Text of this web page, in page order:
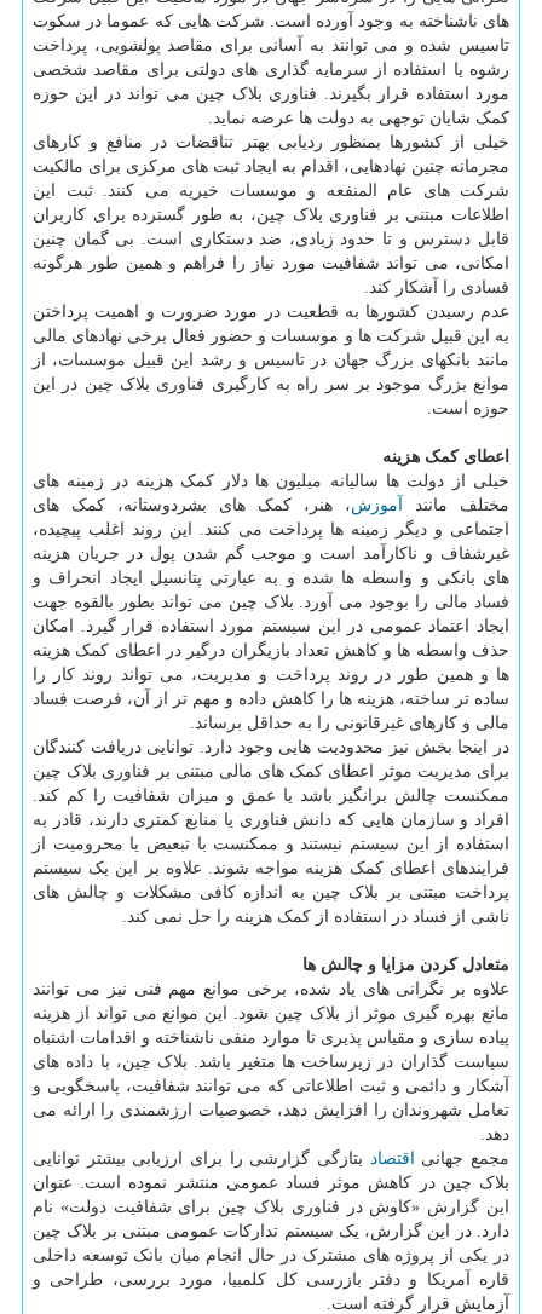
های ناشناخته به وجود آورده است. شرکت هایی که عموما در سکوت
تاسیس شده و می توانند به آسانی برای مقاصد پولشویی، پرداخت
رشوه یا استفاده از سرمایه گذاری های دولتی برای مقاصد شخصی
مورد استفاده قرار بگیرند. فناوری بلاک چین می تواند در این حوزه
کمک شایان توجهی به دولت ها عرضه نماید.
خیلی از کشورها بمنظور ردیابی بهتر تناقضات در منافع و کارهای
مجرمانه چنین نهادهایی، اقدام به ایجاد ثبت های مرکزی برای مالکیت
شرکت های عام المنفعه و موسسات خیریه می کنند. ثبت این
اطلاعات مبتنی بر فناوری بلاک چین، به طور گسترده برای کاربران
قابل دسترس و تا حدود زیادی، ضد دستکاری است. بی گمان چنین
امکانی، می تواند شفافیت مورد نیاز را فراهم و همین طور هرگونه
فسادی را آشکار کند.
عدم رسیدن کشورها به قطعیت در مورد ضرورت و اهمیت پرداختن
به این قبیل شرکت ها و موسسات و حضور فعال برخی نهادهای مالی
مانند بانکهای بزرگ جهان در تاسیس و رشد این قبیل موسسات، از
موانع بزرگ موجود بر سر راه به کارگیری فناوری بلاک چین در این
حوزه است.
اعطای کمک هزینه
خیلی از دولت ها سالیانه میلیون ها دلار کمک هزینه در زمینه های
مختلف مانند
آموزش، هنر، کمک های بشردوستانه، کمک های
اجتماعی و دیگر زمینه ها پرداخت می کنند. این روند اغلب پیچیده،
غیرشفاف و ناکارآمد است و موجب گم شدن پول در جریان هزینه
های بانکی و واسطه ها شده و به عبارتی پتانسیل ایجاد انحراف و
فساد مالی را بوجود می آورد. بلاک چین می تواند بطور بالقوه جهت
ایجاد اعتماد عمومی در این سیستم مورد استفاده قرار گیرد. امکان
حذف واسطه ها و کاهش تعداد بازیگران درگیر در اعطای کمک هزینه
ها و همین طور در روند پرداخت و مدیریت، می تواند روند کار را
ساده تر ساخته، هزینه ها را کاهش داده و مهم تر از آن، فرصت فساد
مالی و کارهای غیرقانونی را به حداقل برساند.
در اینجا بخش نیز محدودیت هایی وجود دارد. توانایی دریافت کنندگان
برای مدیریت موثر اعطای کمک های مالی مبتنی بر فناوری بلاک چین
ممکنست چالش برانگیز باشد یا عمق و میزان شفافیت را کم کند.
افراد و سازمان هایی که دانش فناوری یا منابع کمتری دارند، قادر به
استفاده از این سیستم نیستند و ممکنست با تبعیض یا محرومیت از
فرایندهای اعطای کمک هزینه مواجه شوند. علاوه بر این یک سیستم
پرداخت مبتنی بر بلاک چین به اندازه کافی مشکلات و چالش های
ناشی از فساد در استفاده از کمک هزینه را حل نمی کند.
متعادل کردن مزایا و چالش ها
علاوه بر نگرانی های یاد شده، برخی موانع مهم فنی نیز می توانند
مانع بهره گیری موثر از بلاک چین شود. این موانع می تواند از هزینه
پیاده سازی و مقیاس پذیری تا موارد منفی ناشناخته و اقدامات اشتباه
سیاست گذاران در زیرساخت ها متغیر باشد. بلاک چین، با داده های
آشکار و دائمی و ثبت اطلاعاتی که می توانند شفافیت، پاسخگویی و
تعامل شهروندان را افزایش دهد، خصوصیات ارزشمندی را ارائه می
دهد.
مجمع جهانی
اقتصاد بتازگی گزارشی را برای ارزیابی بیشتر توانایی
بلاک چین در کاهش موثر فساد عمومی منتشر نموده است. عنوان
این گزارش «کاوش در فناوری بلاک چین برای شفافیت دولت» نام
دارد. در این گزارش، یک سیستم تدارکات عمومی مبتنی بر بلاک چین
در یکی از پروژه های مشترک در حال انجام میان بانک توسعه داخلی
قاره آمریکا و دفتر بازرسی کل کلمبیا، مورد بررسی، طراحی و
آزمایش قرار گرفته است.